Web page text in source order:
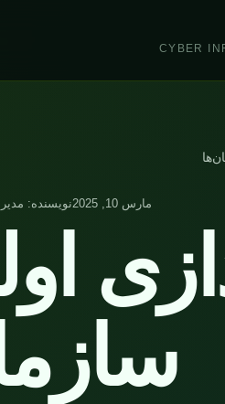
CYBER
مارس 10, 2025 نویسنده: